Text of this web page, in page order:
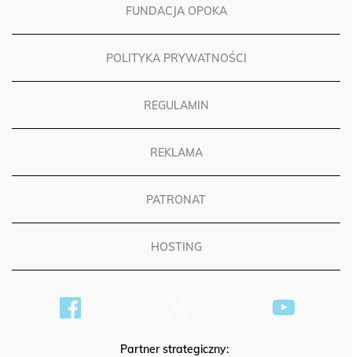
FUNDACJA OPOKA
POLITYKA PRYWATNOŚCI
REGULAMIN
REKLAMA
PATRONAT
HOSTING
Partner strategiczny: